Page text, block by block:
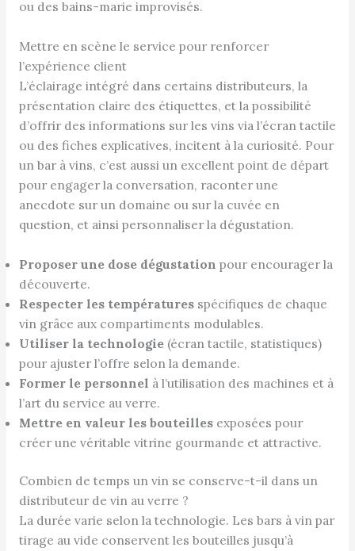
ou des bains-marie improvisés.
Mettre en scène le service pour renforcer
l’expérience client
L’éclairage intégré dans certains distributeurs, la
présentation claire des étiquettes, et la possibilité
d’offrir des informations sur les vins via l’écran tactile
ou des fiches explicatives, incitent à la curiosité. Pour
un bar à vins, c’est aussi un excellent point de départ
pour engager la conversation, raconter une
anecdote sur un domaine ou sur la cuvée en
question, et ainsi personnaliser la dégustation.
Proposer une dose dégustation pour encourager la
découverte.
Respecter les températuresspécifiques de chaque
vin grâce aux compartiments modulables.
Utiliser la technologie(écran tactile, statistiques)
pour ajuster l’offre selon la demande.
Former le personnel à l’utilisation des machines et à
l’art du service au verre.
Mettre en valeur les bouteillesexposées pour
créer une véritable vitrine gourmande et attractive.
Combien de temps un vin se conserve-t-il dans un
distributeur de vin au verre ?
La durée varie selon la technologie. Les bars à vin par
tirage au vide conservent les bouteilles jusqu’à